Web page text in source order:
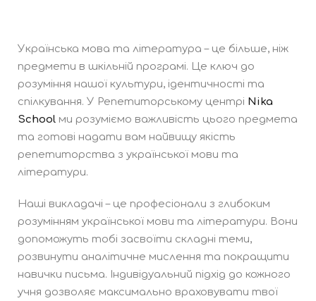
Українська мова та література – це більше, ніж
предмети в шкільній програмі. Це ключ до
розуміння нашої культури, ідентичності та
спілкування. У Репетиторському центрі Nika
School ми розуміємо важливість цього предмета
та готові надати вам найвищу якість
репетиторства з української мови та
літератури.
Наші викладачі – це професіонали з глибоким
розумінням української мови та літератури. Вони
допоможуть тобі засвоїти складні теми,
розвинути аналітичне мислення та покращити
навички письма. Індивідуальний підхід до кожного
учня дозволяє максимально враховувати твої